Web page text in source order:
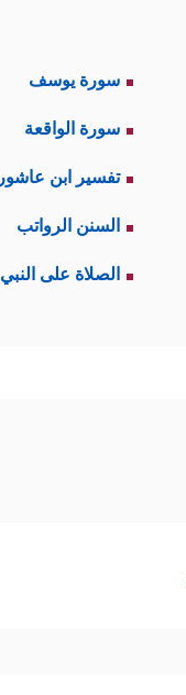
سورة يوسف
سورة الواقعة
تفسير ابن عاشور
السنن الرواتب
الصلاة على النبي